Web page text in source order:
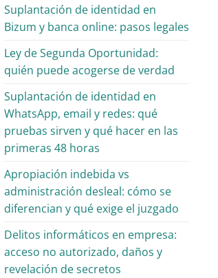
Suplantación de identidad en
Bizum y banca online: pasos legales
Ley de Segunda Oportunidad:
quién puede acogerse de verdad
Suplantación de identidad en
WhatsApp, email y redes: qué
pruebas sirven y qué hacer en las
primeras 48 horas
Apropiación indebida vs
administración desleal: cómo se
diferencian y qué exige el juzgado
Delitos informáticos en empresa:
acceso no autorizado, daños y
revelación de secretos